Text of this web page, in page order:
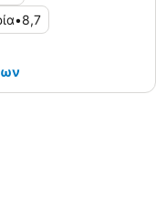
•8,7